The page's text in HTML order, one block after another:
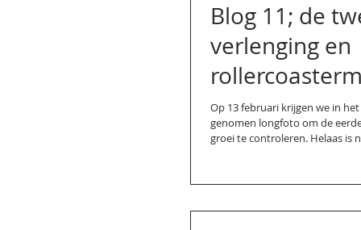
Blog 11; de
verlenging en
Op 13 februari krijgen we in
genomen longfoto om de
groei te controleren. Helaas is